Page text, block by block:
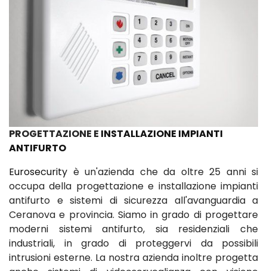
PROGETTAZIONE E INSTALLAZIONE IMPIANTI
ANTIFURTO
Eurosecurity è un'azienda che da oltre 25 anni si
occupa della progettazione e installazione impianti
antifurto e sistemi di sicurezza all'avanguardia a
Ceranova e provincia. Siamo in grado di progettare
moderni sistemi antifurto, sia residenziali che
industriali, in grado di proteggervi da possibili
intrusioni esterne. La nostra azienda inoltre progetta